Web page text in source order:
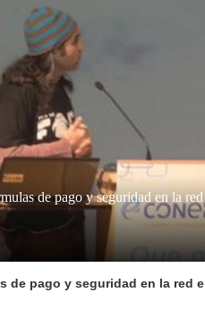
de pago y seguridad en la
de pago y seguridad en la red